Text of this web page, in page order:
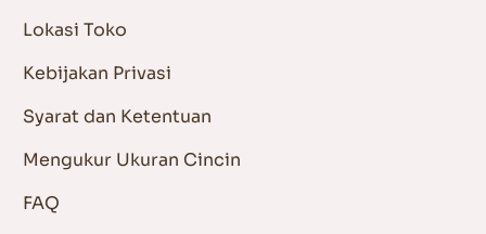
Lokasi Toko
Kebijakan Privasi
Syarat dan Ketentuan
Mengukur Ukuran Cincin
FAQ